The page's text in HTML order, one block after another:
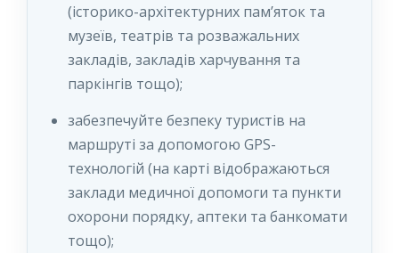
(історико-архітектурних пам’яток та
музеїв, театрів та розважальних
закладів, закладів харчування та
паркінгів тощо);
забезпечуйте безпеку туристів на
маршруті за допомогою GPS-
технологій (на карті відображаються
заклади медичної допомоги та пункти
охорони порядку, аптеки та банкомати
тощо);